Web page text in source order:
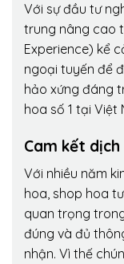
Với sự đầu tư
trung nâng cao
Experience) kể
ngoại tuyến để
hảo xứng đáng
hoa số 1 tại Việt
Cam kết
Với nhiều năm
hoa, shop hoa
quan trọng
đúng và đủ
nhận. Vì thế